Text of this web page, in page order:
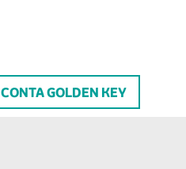
CONTA GOLDEN KEY